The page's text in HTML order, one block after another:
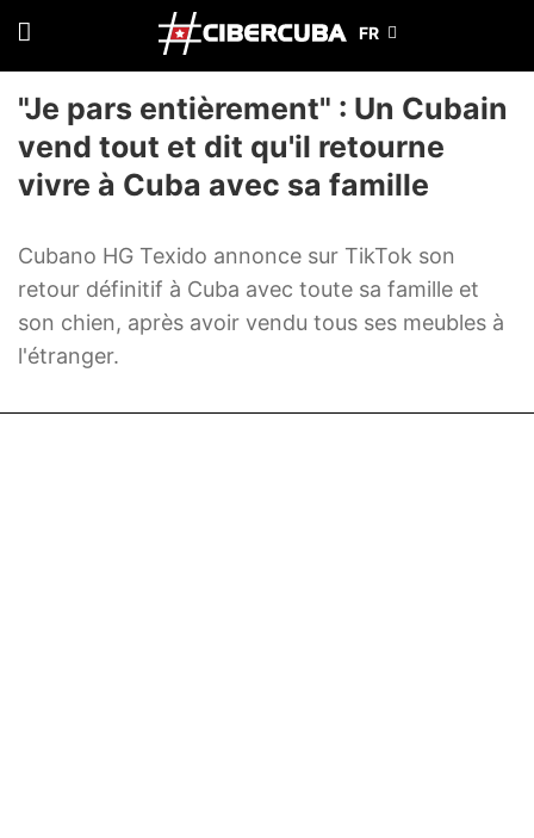
"Je pars entièrement" : Un Cubain
vend tout et dit qu'il retourne
vivre à Cuba avec sa famille
Cubano HG Texido annonce sur TikTok son
retour définitif à Cuba avec toute sa famille et
son chien, après avoir vendu tous ses meubles à
l'étranger.